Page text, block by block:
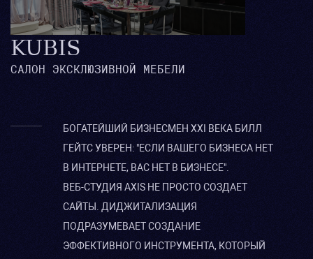
KUBIS
САЛОН ЭКСКЛЮЗИВНОЙ МЕБЕЛИ
БОГАТЕЙШИЙ БИЗНЕСМЕН XXI ВЕКА БИЛЛ
ГЕЙТС УВЕРЕН: "ЕСЛИ ВАШЕГО БИЗНЕСА НЕТ
В ИНТЕРНЕТЕ, ВАС НЕТ В БИЗНЕСЕ".
ВЕБ-СТУДИЯ AXIS НЕ ПРОСТО СОЗДАЕТ
САЙТЫ. ДИДЖИТАЛИЗАЦИЯ
ПОДРАЗУМЕВАЕТ СОЗДАНИЕ
ЭФФЕКТИВНОГО ИНСТРУМЕНТА, КОТОРЫЙ